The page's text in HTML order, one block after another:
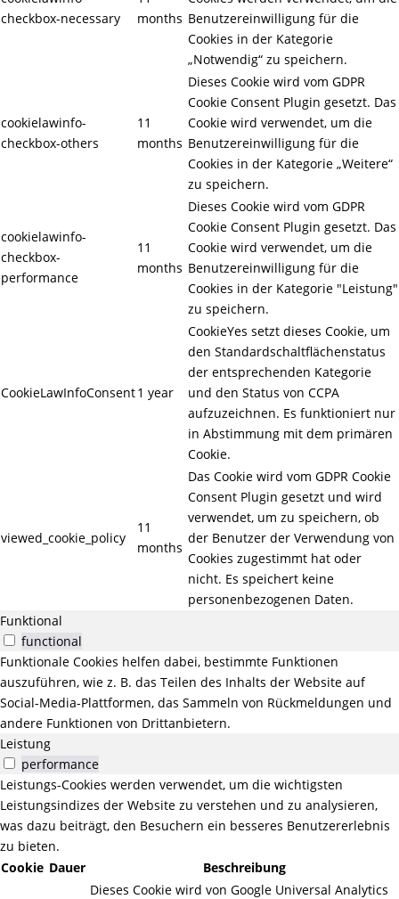
checkbox-necessary
months Benutzereinwilligung für die
Cookies in der Kategorie
„Notwendig“ zu speichern.
cookielawinfo-
checkbox-others
11
months
Dieses Cookie wird vom GDPR
Cookie Consent Plugin gesetzt. Das
Cookie wird verwendet, um die
Benutzereinwilligung für die
Cookies in der Kategorie „Weitere“
zu speichern.
cookielawinfo-
checkbox-
performance
11
months
Dieses Cookie wird vom GDPR
Cookie Consent Plugin gesetzt. Das
Cookie wird verwendet, um die
Benutzereinwilligung für die
Cookies in der Kategorie "Leistung"
zu speichern.
CookieLawInfoConsent1 year
CookieYes setzt dieses Cookie, um
den Standardschaltflächenstatus
der entsprechenden Kategorie
und den Status von CCPA
aufzuzeichnen. Es funktioniert nur
in Abstimmung mit dem primären
Cookie.
viewed_cookie_policy
11
months
Das Cookie wird vom GDPR Cookie
Consent Plugin gesetzt und wird
verwendet, um zu speichern, ob
der Benutzer der Verwendung von
Cookies zugestimmt hat oder
nicht. Es speichert keine
personenbezogenen Daten.
Funktional
functional
Funktionale Cookies helfen dabei, bestimmte Funktionen
auszuführen, wie z. B. das Teilen des Inhalts der Website auf
Social-Media-Plattformen, das Sammeln von Rückmeldungen und
andere Funktionen von Drittanbietern.
Leistung
performance
Leistungs-Cookies werden verwendet, um die wichtigsten
Leistungsindizes der Website zu verstehen und zu analysieren,
was dazu beiträgt, den Besuchern ein besseres Benutzererlebnis
zu bieten.
Cookie Dauer Beschreibung
Dieses Cookie wird von Google Universal Analytics